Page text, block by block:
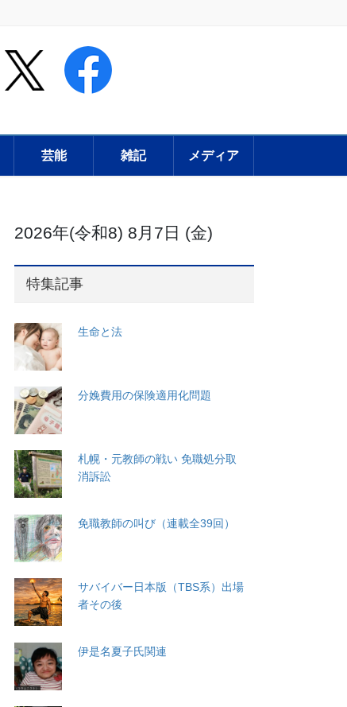
芸能 雑記 メディア
2026年(令和8) 8月7日 (金)
特集記事
生命と法
分娩費用の保険適用化問題
札幌・元教師の戦い 免職処分取
消訴訟
免職教師の叫び（連載全39回）
サバイバー日本版（TBS系）出場
者その後
伊是名夏子氏関連